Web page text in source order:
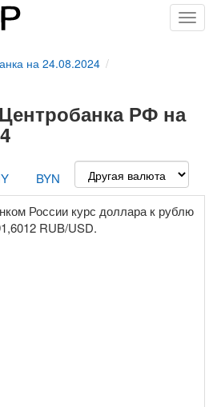
на 24.08.2024
РФ на
BYN
России курс доллара к рублю
RUB/USD.